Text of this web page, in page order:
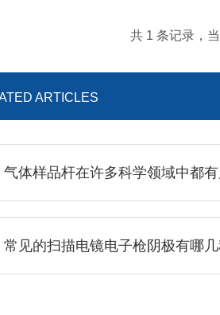
共 1 条记录，
ARTICLES
气体样品杆在许多科学领域中都
常见的扫描电镜电子枪阴极有哪